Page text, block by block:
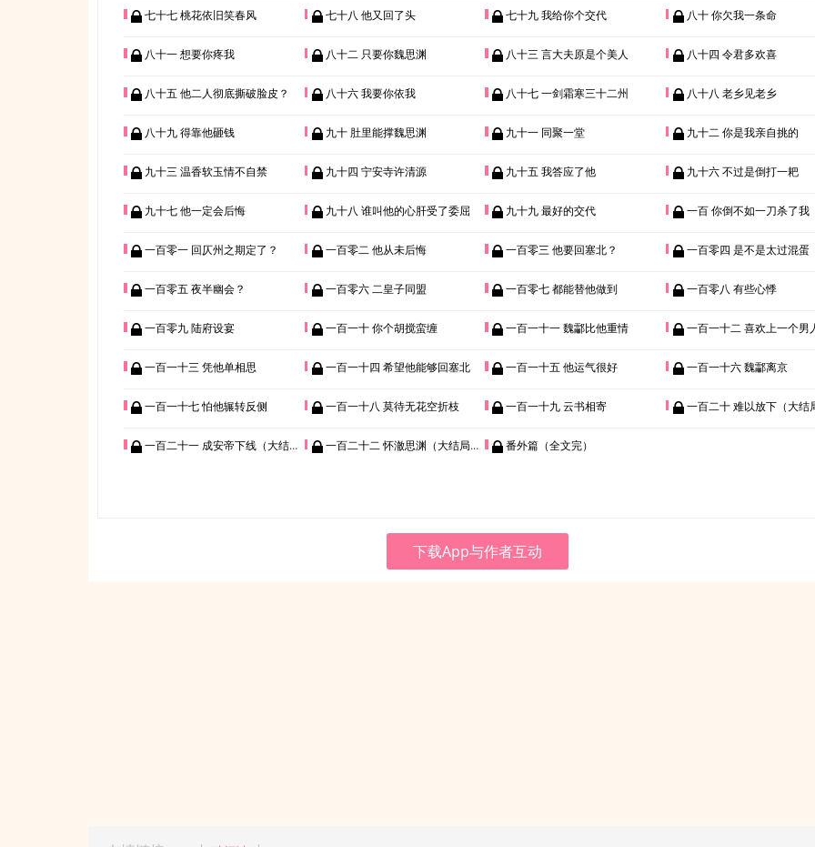
七十七 桃花依旧笑春风 七十八 他又回了头 七十九 我给你个交代 八十 你欠我一条命
八十一 想要你疼我 八十二 只要你魏思渊 八十三 言大夫原是个美人 八十四 令君多欢喜
八十五 他二人彻底撕破脸皮？ 八十六 我要你依我 八十七 一剑霜寒三十二州 八十八 老乡见老乡
八十九 得靠他砸钱 九十 肚里能撑魏思渊 九十一 同聚一堂 九十二 你是我亲自挑的
九十三 温香软玉情不自禁 九十四 宁安寺许清源 九十五 我答应了他 九十六 不过是倒打一耙
九十七 他一定会后悔 九十八 谁叫他的心肝受了委屈 九十九 最好的交代 一百 你倒不如一刀杀了我
一百零一 回仄州之期定了？ 一百零二 他从未后悔 一百零三 他要回塞北？ 一百零四 是不是太过混蛋
一百零五 夜半幽会？ 一百零六 二皇子同盟 一百零七 都能替他做到 一百零八 有些心悸
一百零九 陆府设宴 一百一十 你个胡搅蛮缠 一百一十一 魏酃比他重情 一百一十二 喜欢上一个男
一百一十三 凭他单相思 一百一十四 希望他能够回塞北 一百一十五 他运气很好 一百一十六 魏酃离京
一百一十七 怕他辗转反侧 一百一十八 莫待无花空折枝 一百一十九 云书相寄 一百二十 难以放下（大结
一百二十一 成安帝下线（大结局中） 一百二十二 怀澈思渊（大结局下） 番外篇（全文完）
下载App与作者互动